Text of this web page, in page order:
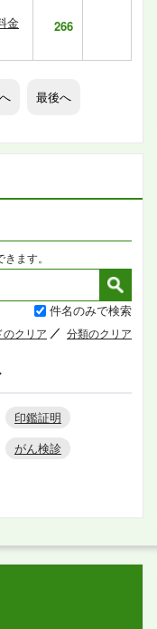
ます。
件名のみで検索
のクリア 分類のクリア
印鑑証明
がん検診
金
266
最後へ